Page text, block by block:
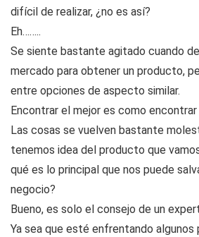
difícil de realizar, ¿no es así?
Eh……..
Se siente bastante agitado cuando
mercado para obtener un producto,
entre opciones de aspecto similar.
Encontrar el mejor es como encontrar
Las cosas se vuelven bastante
tenemos idea del producto que
qué es lo principal que nos puede
negocio?
Bueno, es solo el consejo de un
Ya sea que esté enfrentando algunos